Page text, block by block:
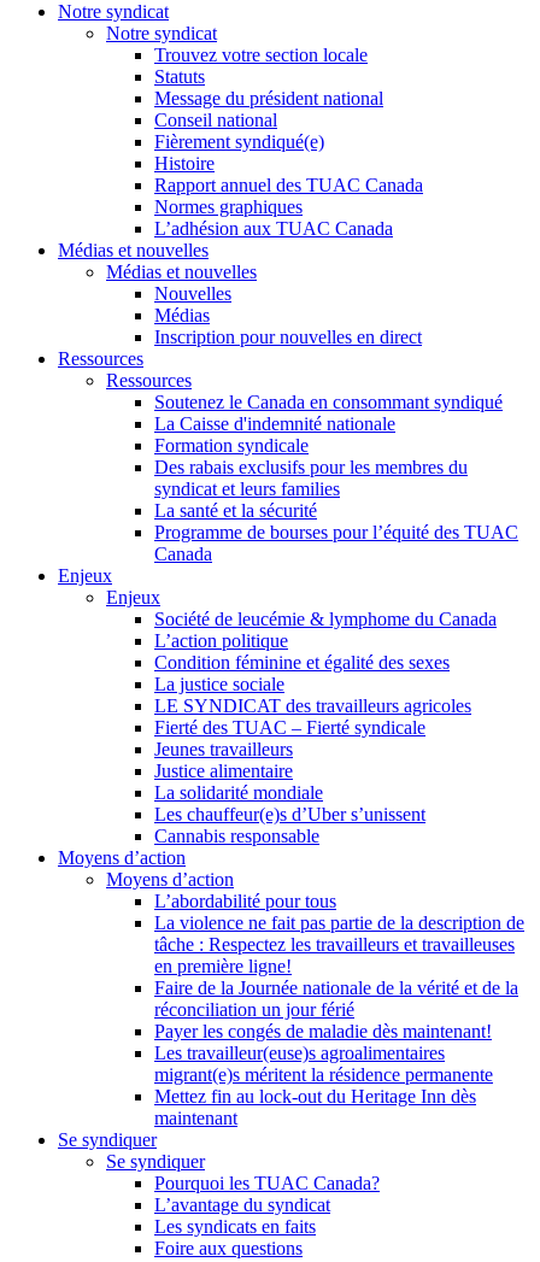
Notre syndicat
Notre syndicat
Trouvez votre section locale
Statuts
Message du président national
Conseil national
Fièrement syndiqué(e)
Histoire
Rapport annuel des TUAC Canada
Normes graphiques
L’adhésion aux TUAC Canada
Médias et nouvelles
Médias et nouvelles
Nouvelles
Médias
Inscription pour nouvelles en direct
Ressources
Ressources
Soutenez le Canada en consommant syndiqué
La Caisse d'indemnité nationale
Formation syndicale
Des rabais exclusifs pour les membres du
syndicat et leurs families
La santé et la sécurité
Programme de bourses pour l’équité des TUAC
Canada
Enjeux
Enjeux
Société de leucémie & lymphome du Canada
L’action politique
Condition féminine et égalité des sexes
La justice sociale
LE SYNDICAT des travailleurs agricoles
Fierté des TUAC – Fierté syndicale
Jeunes travailleurs
Justice alimentaire
La solidarité mondiale
Les chauffeur(e)s d’Uber s’unissent
Cannabis responsable
Moyens d’action
Moyens d’action
L’abordabilité pour tous
La violence ne fait pas partie de la description de
tâche : Respectez les travailleurs et travailleuses
en première ligne!
Faire de la Journée nationale de la vérité et de la
réconciliation un jour férié
Payer les congés de maladie dès maintenant!
Les travailleur(euse)s agroalimentaires
migrant(e)s méritent la résidence permanente
Mettez fin au lock-out du Heritage Inn dès
maintenant
Se syndiquer
Se syndiquer
Pourquoi les TUAC Canada?
L’avantage du syndicat
Les syndicats en faits
Foire aux questions